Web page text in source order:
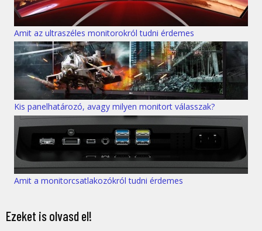
Amit az ultraszéles monitorokról tudni érdemes
Kis panelhatározó, avagy milyen monitort válasszak?
Amit a monitorcsatlakozókról tudni érdemes
Ezeket is olvasd el!